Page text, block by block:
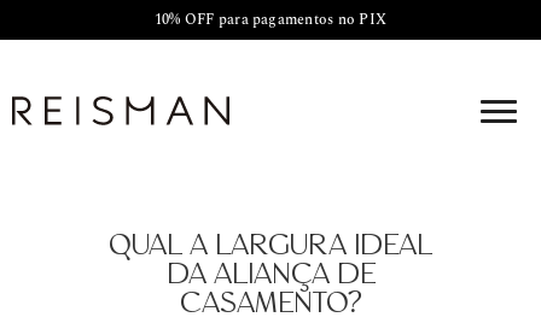
10% OFF para pagamentos no PIX
QUAL A LARGURA IDEAL
DA ALIANÇA DE
CASAMENTO?